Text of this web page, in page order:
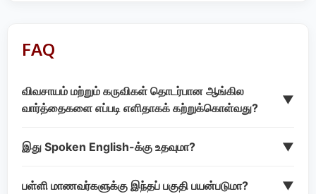
FAQ
விவசாயம் மற்றும் கருவிகள் தொடர்பான ஆங்கில
வார்த்தைகளை எப்படி எளிதாகக் கற்றுக்கொள்வது?
▼
இது Spoken English-க்கு உதவுமா? ▼
பள்ளி மாணவர்களுக்கு இந்தப் பகுதி பயன்படுமா? ▼